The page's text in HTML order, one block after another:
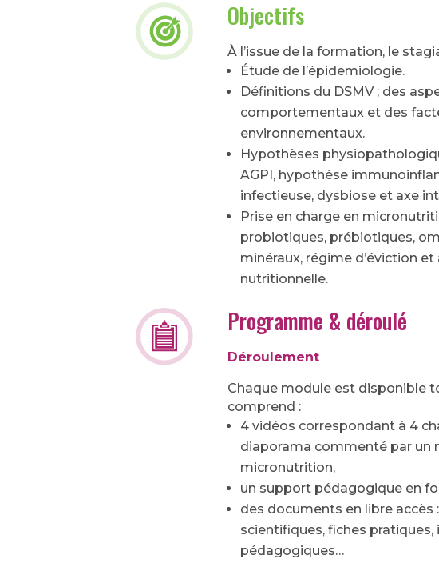
Objectifs
À l’issue de la formation, le
Étude de l’épidemiologie.
Définitions du DSMV ; des
comportementaux et des
environnementaux.
Hypothèses
AGPI, hypothèse
infectieuse, dysbiose et axe
Prise en charge en
probiotiques, prébiotiques,
minéraux, régime d’éviction
nutritionnelle.
Programme & déroulé
Déroulement
Chaque module est disponible
comprend :
4 vidéos correspondant à 4
diaporama commenté par un
micronutrition,
un support pédagogique en
des documents en libre accès
scientifiques, fiches pratiques,
pédagogiques…